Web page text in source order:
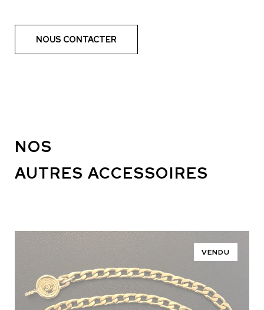
NOUS CONTACTER
NOS
AUTRES ACCESSOIRES
VENDU